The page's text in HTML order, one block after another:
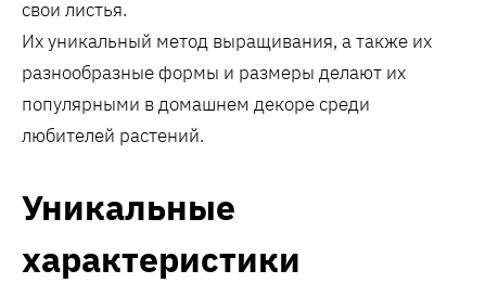
свои листья.
Их уникальный метод выращивания, а также их
разнообразные формы и размеры делают их
популярными в домашнем декоре среди
любителей растений.
Уникальные
характеристики